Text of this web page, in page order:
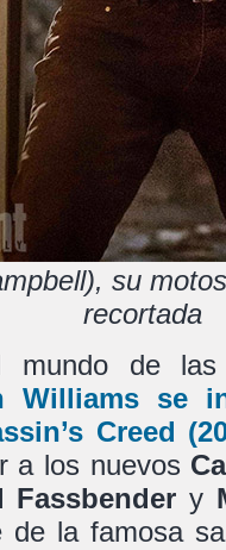
su
recortada
mundo de
Williams se
Creed
a los nuevos
Fassbender y
de la famosa